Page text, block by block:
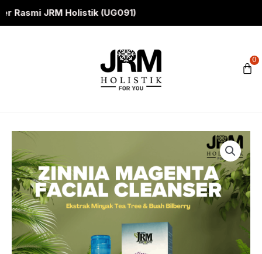
Skip
JRM Holistik (UG091)
0
ZINNIA
MAGENTA
FACIAL
CLEANSER
quantity